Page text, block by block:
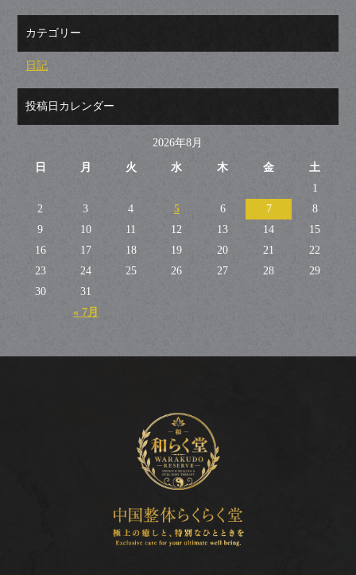
カテゴリー
日記
投稿日カレンダー
2026年8月
日 月 火 水 木 金 土
« 7月
1
2
3 4 5 6 7
8
9
10 11 12 13 14
15
16
17 18 19 20 21
22
23
24 25 26 27 28
29
30
31